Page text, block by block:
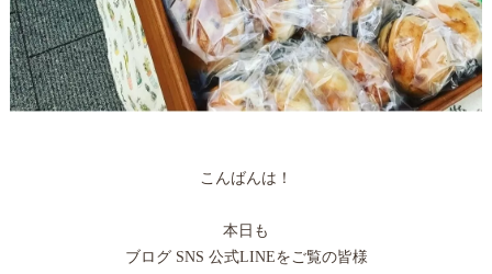
こんばんは！
本日も
ブログ SNS 公式LINEをご覧の皆様